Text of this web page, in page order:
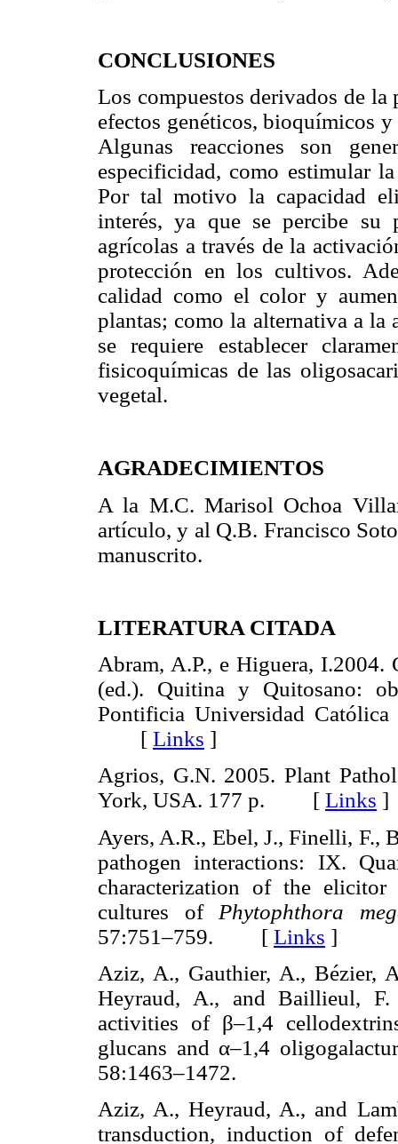
CONCLUSIONES
Los compuestos derivados de la
efectos genéticos, bioquímicos
Algunas reacciones son
especificidad, como estimular
Por tal motivo la capacidad
interés, ya que se percibe su
agrícolas a través de la
protección en los cultivos.
calidad como el color y
plantas; como la alternativa a la
se requiere establecer
fisicoquímicas de las
vegetal.
AGRADECIMIENTOS
A la M.C. Marisol Ochoa
artículo, y al Q.B. Francisco
manuscrito.
LITERATURA CITADA
Abram, A.P., e Higuera, I.2004.
(ed.). Quitina y Quitosano:
Pontificia Universidad
[ Links ]
Agrios, G.N. 2005. Plant
York, USA. 177 p. [ Links ]
Ayers, A.R., Ebel, J., Finelli, F.,
pathogen interactions: IX.
characterization of the
cultures of Phytophthora
57:751–759. [ Links ]
Aziz, A., Gauthier, A., Bézier,
Heyraud, A., and Baillieul, F.
activities of β–1,4
glucans and α–1,4
58:1463–1472.
Aziz, A., Heyraud, A., and
transduction, induction of